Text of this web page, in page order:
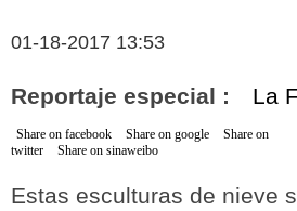
01-18-2017 13:53
Reportaje especial : La
Share on facebook Share on google
Share on
twitter
Share on sinaweibo
Estas esculturas de nieve